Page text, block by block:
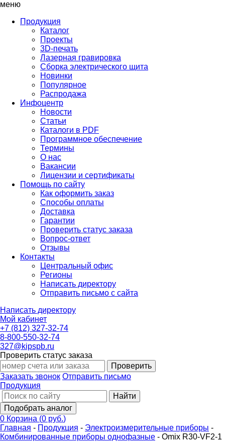
меню
Продукция
Каталог
Проекты
3D-печать
Лазерная гравировка
Сборка электрического щита
Новинки
Популярное
Распродажа
Инфоцентр
Новости
Статьи
Каталоги в PDF
Программное обеспечение
Термины
О нас
Вакансии
Лицензии и сертификаты
Помощь по сайту
Как оформить заказ
Способы оплаты
Доставка
Гарантии
Проверить статус заказа
Вопрос-ответ
Отзывы
Контакты
Центральный офис
Регионы
Написать директору
Отправить письмо с сайта
Написать директору
Мой кабинет
+7 (812) 327-32-74
8-800-550-32-74
327@kipspb.ru
Проверить статус заказа
Проверить
Заказать звонок Отправить письмо
Продукция
Найти
Подобрать аналог
0 Корзина (0 руб.)
Главная - Продукция - Электроизмерительные приборы -
Комбинированные приборы однофазные - Omix R30-VF2-1